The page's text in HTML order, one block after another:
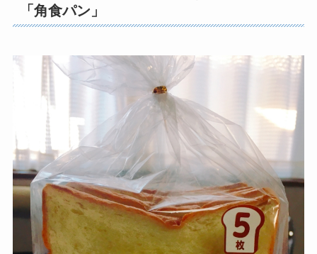
「角食パン」